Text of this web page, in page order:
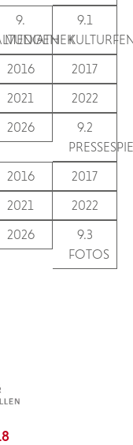
9.
MEDIATHEK
9.1
2016
2017
2021
2022
2026
9.2
2016
2017
2021
2022
2026
9.3
FOTOS